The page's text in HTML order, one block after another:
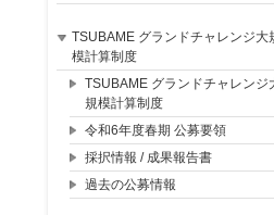
TSUBAME グランドチャレンジ大
模計算制度
TSUBAME グランドチャレンジ
規模計算制度
令和6年度春期 公募要領
採択情報 / 成果報告書
過去の公募情報